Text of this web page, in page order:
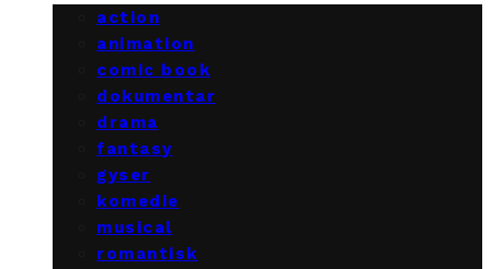
action
animation
comic book
dokumentar
drama
fantasy
gyser
komedie
musical
romantisk